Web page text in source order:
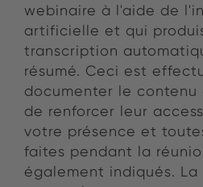
webinaire à l'aide de
artificielle et qui
transcription
résumé. Ceci est
documenter le
de renforcer leur
votre présence et
faites pendant la
également indiqués.